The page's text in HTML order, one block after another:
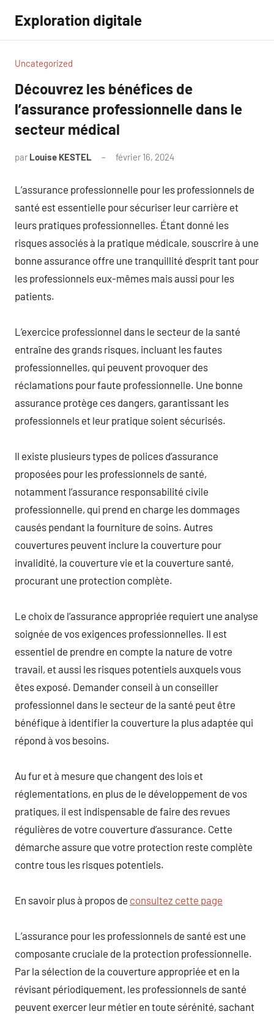
contenu
Exploration digitale
Uncategorized
Découvrez les bénéfices de
l’assurance professionnelle dans le
secteur médical
par Louise KESTEL février 16, 2024
L’assurance professionnelle pour les professionnels de
santé est essentielle pour sécuriser leur carrière et
leurs pratiques professionnelles. Étant donné les
risques associés à la pratique médicale, souscrire à une
bonne assurance offre une tranquillité d’esprit tant pour
les professionnels eux-mêmes mais aussi pour les
patients.
L’exercice professionnel dans le secteur de la santé
entraîne des grands risques, incluant les fautes
professionnelles, qui peuvent provoquer des
réclamations pour faute professionnelle. Une bonne
assurance protège ces dangers, garantissant les
professionnels et leur pratique soient sécurisés.
Il existe plusieurs types de polices d’assurance
proposées pour les professionnels de santé,
notamment l’assurance responsabilité civile
professionnelle, qui prend en charge les dommages
causés pendant la fourniture de soins. Autres
couvertures peuvent inclure la couverture pour
invalidité, la couverture vie et la couverture santé,
procurant une protection complète.
Le choix de l’assurance appropriée requiert une analyse
soignée de vos exigences professionnelles. Il est
essentiel de prendre en compte la nature de votre
travail, et aussi les risques potentiels auxquels vous
êtes exposé. Demander conseil à un conseiller
professionnel dans le secteur de la santé peut être
bénéfique à identifier la couverture la plus adaptée qui
répond à vos besoins.
Au fur et à mesure que changent des lois et
réglementations, en plus de le développement de vos
pratiques, il est indispensable de faire des revues
régulières de votre couverture d’assurance. Cette
démarche assure que votre protection reste complète
contre tous les risques potentiels.
En savoir plus à propos de consultez cette page
L’assurance pour les professionnels de santé est une
composante cruciale de la protection professionnelle.
Par la sélection de la couverture appropriée et en la
révisant périodiquement, les professionnels de santé
peuvent exercer leur métier en toute sérénité, sachant